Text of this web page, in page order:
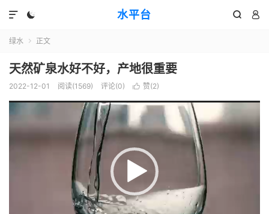
水平台
  

绿水  正文
天然矿泉水好不好，产地很重要
2022-12-01 阅读(1569) 评论(0)  赞(2)